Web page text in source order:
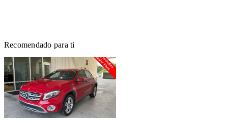
Recomendado para ti